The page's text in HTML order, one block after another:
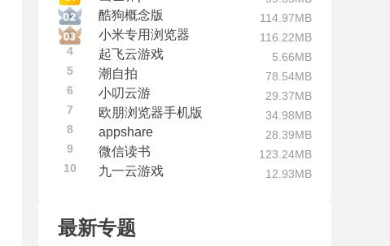
酷狗概念版 114.97MB
小米专用浏览器
116.22MB
4
起飞云游戏
5.66MB
5
潮自拍
78.54MB
6
小叨云游
29.37MB
7
欧朋浏览器手机版
34.98MB
8
appshare
28.39MB
9
微信读书
123.24MB
10
九一云游戏 12.93MB
最新专题